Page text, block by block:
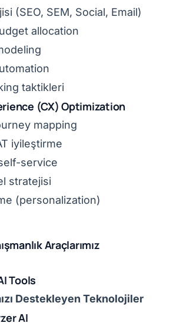
(SEO, SEM, Social, Email)
allocation
taktikleri
(CX) Optimization
mapping
iyileştirme
service
stratejisi
(personalization)
Araçlarımız
Tools
Destekleyen Teknolojiler
AI